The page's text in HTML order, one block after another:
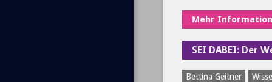
Mehr
SEI DABEI: Der
Bettina Geitner